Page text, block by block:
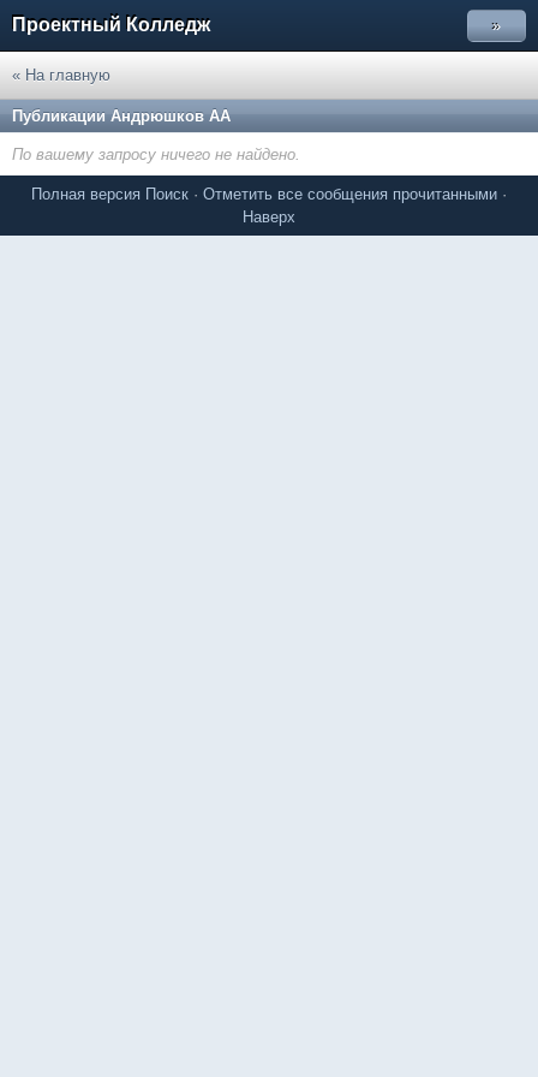
Проектный Колледж »
« На главную
Публикации Андрюшков АА
По вашему запросу ничего не найдено.
Полная версия Поиск · Отметить все сообщения прочитанными ·
Наверх